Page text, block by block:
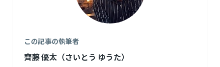
この記事の執筆者
齊藤 優太（さいとう ゆうた）